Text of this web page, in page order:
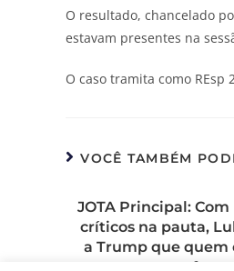
O resultado, chancelado
estavam presentes na
O caso tramita como REsp
VOCÊ TAMBÉM
JOTA Principal:
críticos na pauta,
a Trump que quem
tem que fazer